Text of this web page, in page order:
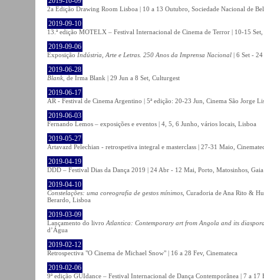
2a Edição Drawing Room Lisboa | 10 a 13 Outubro, Sociedade Nacional de
2019-09-10
13.ª edição MOTELX – Festival Internacional de Cinema de Terror | 10-15
2019-09-06
Exposição Indústria, Arte e Letras. 250 Anos da Imprensa Nacional | 6 Set -
2019-06-28
Blank , de Irma Blank | 29 Jun a 8 Set, Culturgest
2019-06-17
AR - Festival de Cinema Argentino | 5ª edição: 20-23 Jun, Cinema São Jorge
2019-06-03
Fernando Lemos – exposições e eventos | 4, 5, 6 Junho, vários locais, Lisboa
2019-05-27
Artavazd Pelechian - retrospetiva integral e masterclass | 27-31 Maio,
2019-04-19
DDD – Festival Dias da Dança 2019 | 24 Abr - 12 Mai, Porto, Matosinhos, Gaia
2019-04-10
Constelações: uma coreografia de gestos mínimos , Curadoria de Ana Rito &
Berardo, Lisboa
2019-03-09
Lançamento do livro Atlantica: Contemporary art from Angola and its
d’Água
2019-02-12
Retrospectiva "O Cinema de Michael Snow" | 16 a 28 Fev, Cinemateca
2019-02-06
9ª edição GUIdance – Festival Internacional de Dança Contemporânea | 7 a 17